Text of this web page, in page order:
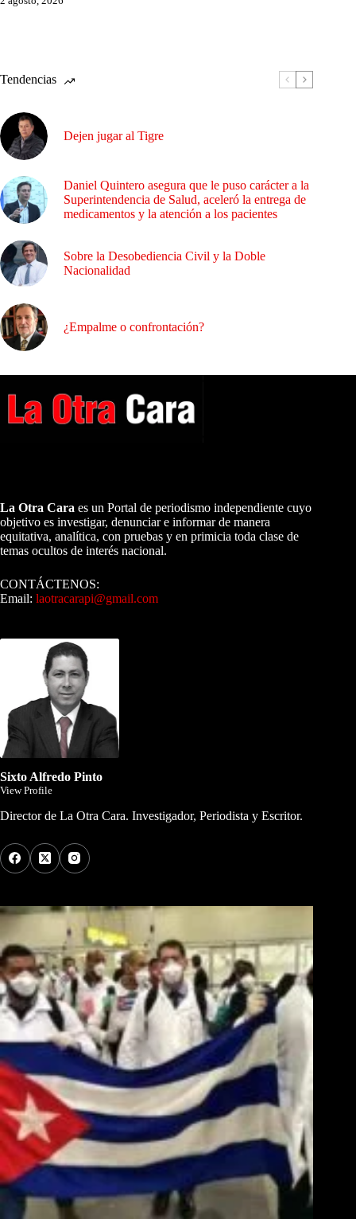
Tendencias
Dejen jugar al Tigre
Daniel Quintero asegura que le puso carácter a la
Superintendencia de Salud, aceleró la entrega de
medicamentos y la atención a los pacientes
Sobre la Desobediencia Civil y la Doble
Nacionalidad
¿Empalme o confrontación?
La Otra Cara es un Portal de periodismo independiente cuyo
objetivo es investigar, denunciar e informar de manera
equitativa, analítica, con pruebas y en primicia toda clase de
temas ocultos de interés nacional.
CONTÁCTENOS:
Email: laotracarapi@gmail.com
Sixto Alfredo Pinto
View Profile
Director de La Otra Cara. Investigador, Periodista y Escritor.